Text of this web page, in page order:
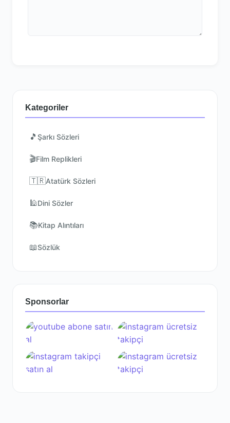
Kategoriler
🎵 Şarkı Sözleri
🎬Film Replikleri
🇹🇷Atatürk Sözleri
🕌Dini Sözler
📚Kitap Alıntıları
📖Sözlük
Sponsorlar